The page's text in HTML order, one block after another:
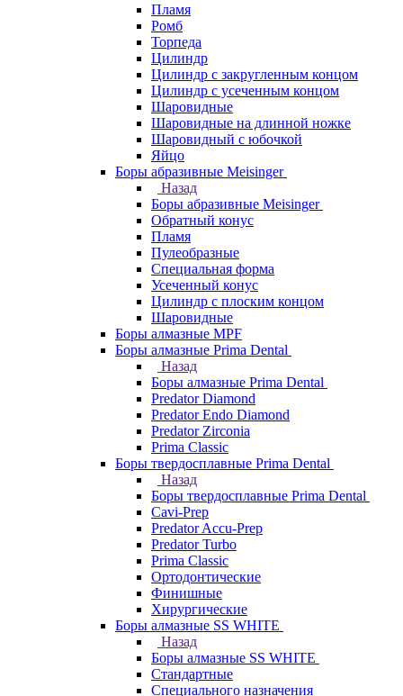
Пламя
Ромб
Торпеда
Цилиндр
Цилиндр с закругленным концом
Цилиндр с усеченным концом
Шаровидные
Шаровидные на длинной ножке
Шаровидный с юбочкой
Яйцо
Боры абразивные Meisinger
Назад
Боры абразивные Meisinger
Обратный конус
Пламя
Пулеобразные
Специальная форма
Усеченный конус
Цилиндр с плоским концом
Шаровидные
Боры алмазные MPF
Боры алмазные Prima Dental
Назад
Боры алмазные Prima Dental
Predator Diamond
Predator Endo Diamond
Predator Zirconia
Prima Classic
Боры твердосплавные Prima Dental
Назад
Боры твердосплавные Prima Dental
Cavi-Prep
Predator Accu-Prep
Predator Turbo
Prima Classic
Ортодонтические
Финишные
Хирургические
Боры алмазные SS WHITE
Назад
Боры алмазные SS WHITE
Стандартные
Специального назначения